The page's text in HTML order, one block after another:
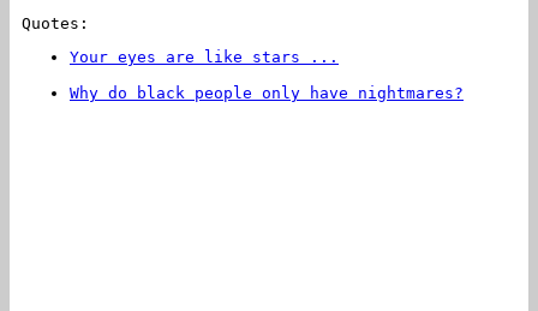
Quotes:
Your eyes are like stars ...
Why do black people only have nightmares?